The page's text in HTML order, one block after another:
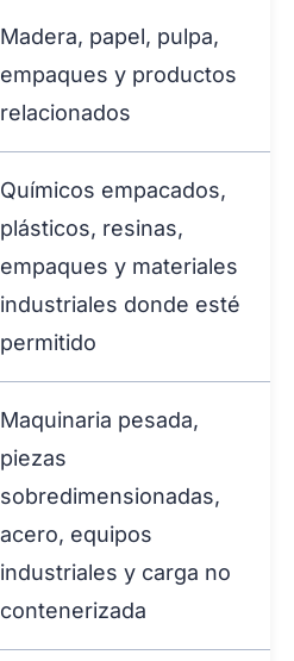
Madera, papel, pulpa,
empaques y productos
relacionados
Químicos empacados,
plásticos, resinas,
empaques y materiales
industriales donde esté
permitido
Maquinaria pesada,
piezas
sobredimensionadas,
acero, equipos
industriales y carga no
contenerizada